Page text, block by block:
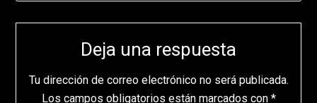
Deja una respuesta
Tu dirección de correo electrónico no será publicada.
Los campos obligatorios están marcados con *